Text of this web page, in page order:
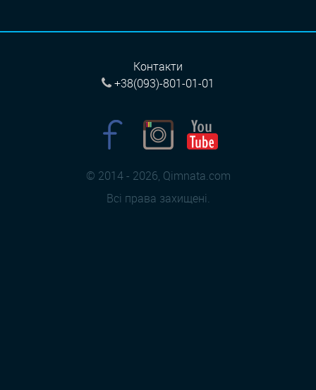
© 2014 - 2026, Qimnata.com
Всі права захищені.
Контакти
+38(093)-801-01-01